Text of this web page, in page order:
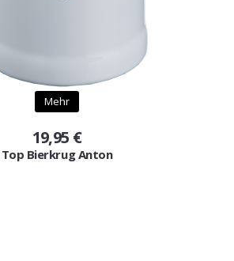
Mehr
19,95 €
Top Bierkrug Anton